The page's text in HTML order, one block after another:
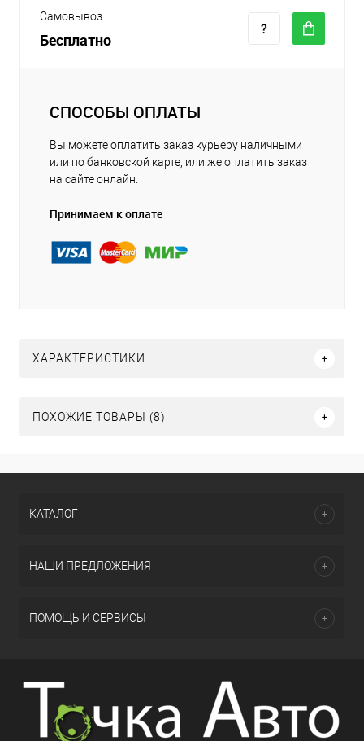
Самовывоз
Бесплатно
СПОСОБЫ ОПЛАТЫ
Вы можете оплатить заказ курьеру наличными
или по банковской карте, или же оплатить заказ
на сайте онлайн.
Принимаем к оплате
ХАРАКТЕРИСТИКИ
ПОХОЖИЕ ТОВАРЫ (8)
КАТАЛОГ
НАШИ ПРЕДЛОЖЕНИЯ
ПОМОЩЬ И СЕРВИСЫ